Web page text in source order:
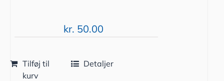
kr. 50.00
Tilføj til
kurv
Detaljer